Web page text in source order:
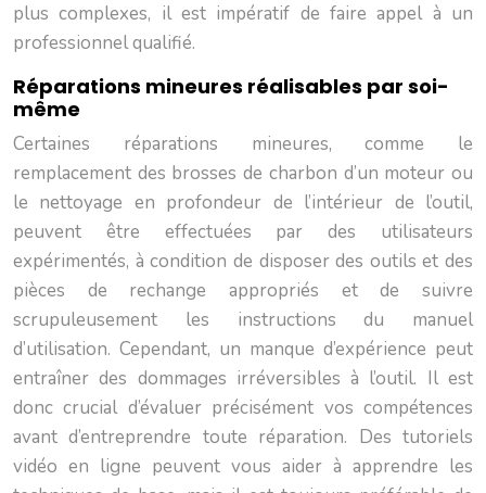
plus complexes, il est impératif de faire appel à un
professionnel qualifié.
Réparations mineures réalisables par soi-
même
Certaines réparations mineures, comme le
remplacement des brosses de charbon d’un moteur ou
le nettoyage en profondeur de l’intérieur de l’outil,
peuvent être effectuées par des utilisateurs
expérimentés, à condition de disposer des outils et des
pièces de rechange appropriés et de suivre
scrupuleusement les instructions du manuel
d’utilisation. Cependant, un manque d’expérience peut
entraîner des dommages irréversibles à l’outil. Il est
donc crucial d’évaluer précisément vos compétences
avant d’entreprendre toute réparation. Des tutoriels
vidéo en ligne peuvent vous aider à apprendre les